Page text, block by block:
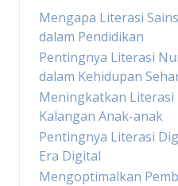
Mengapa Literasi
dalam Pendidikan
Pentingnya Literasi
dalam Kehidupan
Meningkatkan Literasi
Kalangan Anak-anak
Pentingnya Literasi
Era Digital
Mengoptimalkan